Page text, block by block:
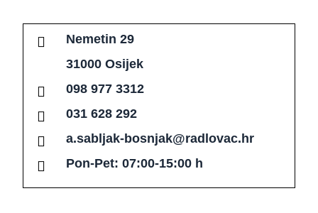
Nemetin 29
31000 Osijek
098 977 3312
031 628 292
a.sabljak-bosnjak@radlovac.hr
Pon-Pet: 07:00-15:00 h